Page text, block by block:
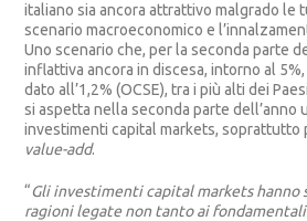
italiano sia ancora attrattivo malgrado le
scenario macroeconomico e
Uno scenario che, per la seconda parte
inflattiva ancora in discesa, intorno al 5%,
dato all’1,2% (OCSE), tra i più alti dei
si aspetta nella seconda parte dell’anno
investimenti capital markets, soprattutto
value-add.
“Gli investimenti capital markets hanno
ragioni legate non tanto ai